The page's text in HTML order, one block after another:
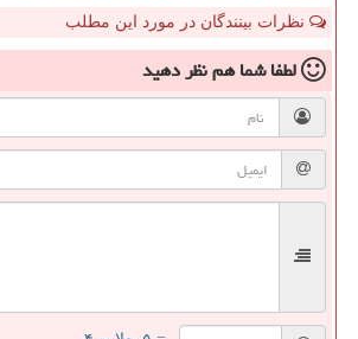
نظرات بینندگان در مورد این مطلب
لطفا شما همنظر دهید